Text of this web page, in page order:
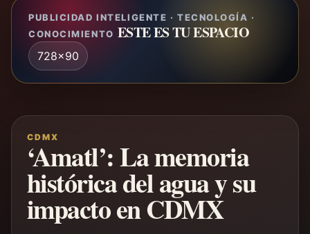
PUBLICIDAD INTELIGENTE · TECNOLOGÍA ·
CONOCIMIENTO ESTE ES TU ESPACIO
728x90
CDMX
‘Amatl’: La memoria
histórica del agua y su
impacto en CDMX